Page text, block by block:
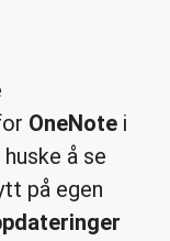
OneNotei
å se
på egen